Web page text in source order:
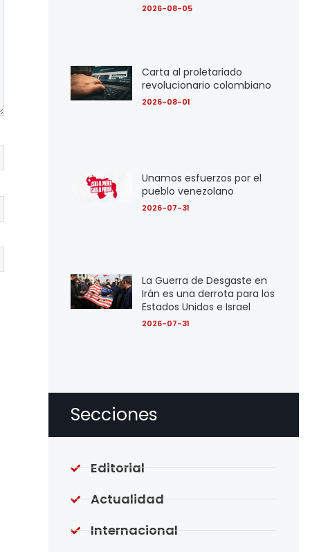
2026-08-05
Carta al proletariado
revolucionario colombiano
2026-08-01
Unamos esfuerzos por el
pueblo venezolano
2026-07-31
La Guerra de Desgaste en
Irán es una derrota para los
Estados Unidos e Israel
2026-07-31
Secciones
Editorial
Actualidad
Internacional